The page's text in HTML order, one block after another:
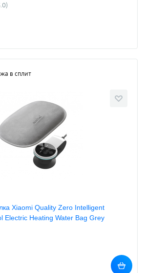
в сплит
Xiaomi Quality Zero Intelligent
Electric Heating Water Bag Grey